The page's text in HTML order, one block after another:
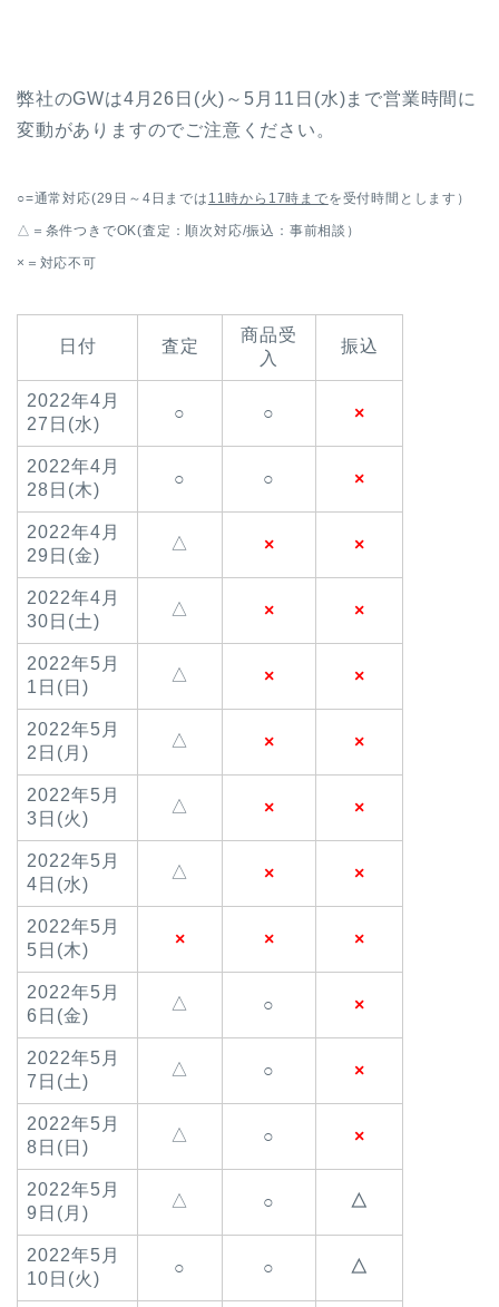
弊社のGWは4月26日(火)～5月11日(水)まで営業時間に
変動がありますのでご注意ください。
○=通常対応(29日～4日までは 11時から17時までを受付時間とします）
△＝条件つきでOK(査定：順次対応/振込：事前相談）
×＝対応不可
日付 査定
商品受
入
振込
2022年4月
27日(水)
○ ○ ×
2022年4月
28日(木)
○ ○ ×
2022年4月
29日(金)
△ × ×
2022年4月
30日(土)
△ × ×
2022年5月
1日(日)
△ × ×
2022年5月
2日(月)
△ × ×
2022年5月
3日(火)
△ × ×
2022年5月
4日(水)
△ × ×
2022年5月
5日(木)
× × ×
2022年5月
6日(金)
△ ○ ×
2022年5月
7日(土)
△ ○ ×
2022年5月
8日(日)
△ ○ ×
2022年5月
9日(月)
△ ○ △
2022年5月
10日(火)
○ ○ △